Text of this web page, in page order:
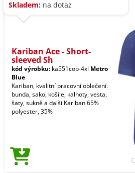
Skladem: na dotaz
Kariban Ace - Short-
sleeved Sh
kód výrobku: ka551cob-4xl Metro
Blue
Kariban, kvalitní pracovní oblečení:
bunda, sako, košile, kalhoty, vesta,
šaty, sukně a další Kariban 65%
polyester, 35%